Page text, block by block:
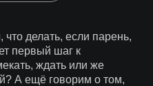
делать, если парень,
первый шаг к
ждать или же
А ещё говорим о том,